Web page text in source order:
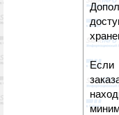
Если